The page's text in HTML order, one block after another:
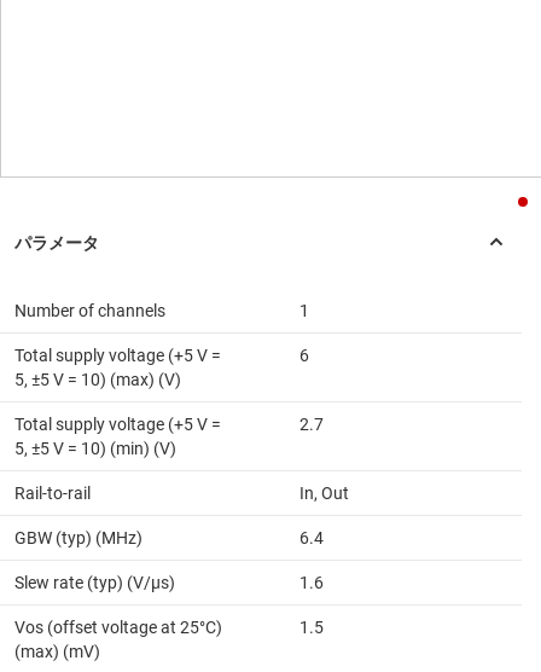
Number of channels 1
Total supply voltage (+5 V =
5, ±5 V = 10) (max) (V)
6
Total supply voltage (+5 V =
5, ±5 V = 10) (min) (V)
2.7
Rail-to-rail In, Out
GBW (typ) (MHz) 6.4
Slew rate (typ) (V/µs) 1.6
Vos (offset voltage at 25°C)
(max) (mV)
1.5